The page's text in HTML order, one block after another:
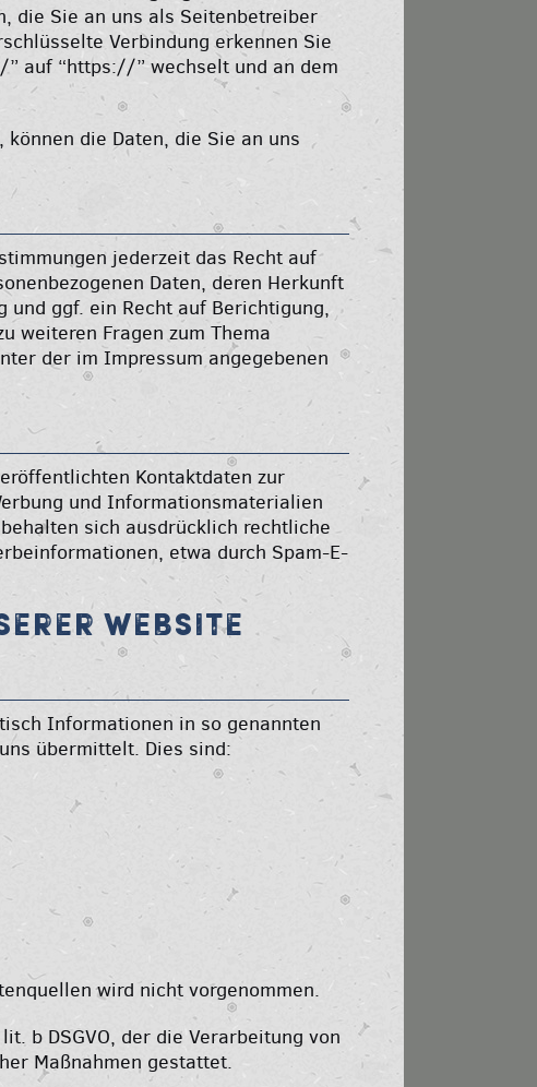
die Sie an uns als Seitenbetreiber
Verbindung erkennen Sie
auf “https://” wechselt und an dem
die Daten, die Sie an uns
jederzeit das Recht auf
Daten, deren Herkunft
und ggf. ein Recht auf Berichtigung,
weiteren Fragen zum Thema
der im Impressum angegebenen
Kontaktdaten zur
und Informationsmaterialien
sich ausdrücklich rechtliche
etwa durch Spam-E-
WEBSITE
Informationen in so genannten
übermittelt. Dies sind:
wird nicht vorgenommen.
b DSGVO, der die Verarbeitung von
Maßnahmen gestattet.